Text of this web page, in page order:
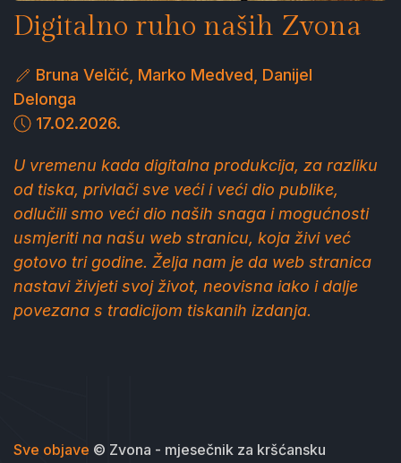
Digitalno ruho naših Zvona
Bruna Velčić, Marko Medved, Danijel
Delonga
17.02.2026.
U vremenu kada digitalna produkcija, za razliku
od tiska, privlači sve veći i veći dio publike,
odlučili smo veći dio naših snaga i mogućnosti
usmjeriti na našu web stranicu, koja živi već
gotovo tri godine. Želja nam je da web stranica
nastavi živjeti svoj život, neovisna iako i dalje
povezana s tradicijom tiskanih izdanja.
Sve objave © Zvona - mjesečnik za kršćansku